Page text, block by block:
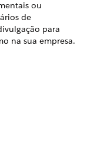
ou
de
para
na sua empresa.
para
de texto de